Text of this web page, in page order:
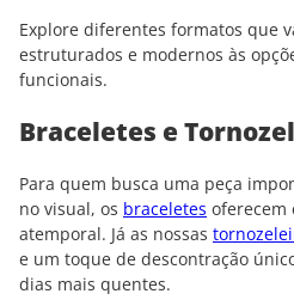
Explore diferentes formatos que
estruturados e modernos às
funcionais.
Braceletes e
Para quem busca uma peça
no visual, os braceletes oferecem
atemporal. Já as nossas
e um toque de descontração
dias mais quentes.